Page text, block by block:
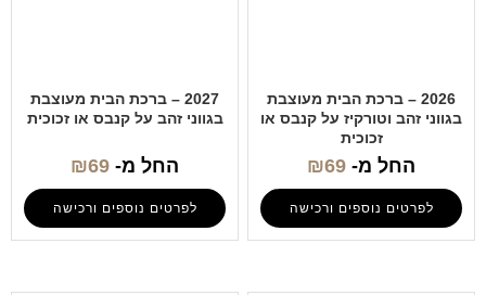
2026 – ברכת הבית מעוצבת
בגווני זהב וטורקיז על קנבס או
זכוכית
החל מ- ₪69
לפרטים נוספים ורכישה
2027 – ברכת הבית מעוצבת
בגווני זהב על קנבס או זכוכית
החל מ- ₪69
לפרטים נוספים ורכישה